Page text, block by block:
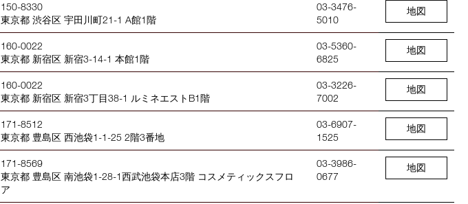
150-8330
東京都 渋谷区 宇田川町21-1 A館1階
03-3476-
5010
地図
160-0022
東京都 新宿区 新宿3-14-1 本館1階
03-5360-
6825
地図
160-0022
東京都 新宿区 新宿3丁目38-1 ルミネエストB1階
03-3226-
7002
地図
171-8512
東京都 豊島区 西池袋1-1-25 2階3番地
03-6907-
1525
地図
171-8569
東京都 豊島区 南池袋1-28-1西武池袋本店3階 コスメティックスフロ
ア
03-3986-
0677
地図